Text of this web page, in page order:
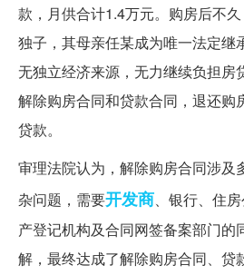
款，月供合计1.4万元。购房后不
独子，其母亲任某成为唯一法定继
无独立经济来源，无力继续负担房
解除购房合同和贷款合同，退还购
贷款。
审理法院认为，解除购房合同涉及
杂问题，需要开发商、银行、住
产登记机构及合同网签备案部门的
解，最终达成了解除购房合同、贷